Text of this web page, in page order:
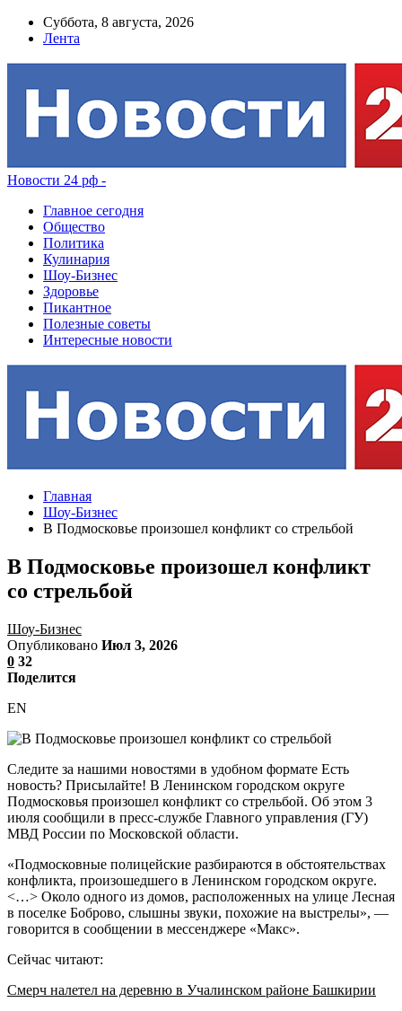
Суббота, 8 августа, 2026
Лента
Новости 24 рф -
Главное сегодня
Общество
Политика
Кулинария
Шоу-Бизнес
Здоровье
Пикантное
Полезные советы
Интересные новости
Главная
Шоу-Бизнес
В Подмосковье произошел конфликт со стрельбой
В Подмосковье произошел конфликт
со стрельбой
Шоу-Бизнес
Опубликовано Июл 3, 2026
0 32
Поделится
EN
Следите за нашими новостями в удобном формате Есть
новость? Присылайте! В Ленинском городском округе
Подмосковья произошел конфликт со стрельбой. Об этом 3
июля сообщили в пресс-службе Главного управления (ГУ)
МВД России по Московской области.
«Подмосковные полицейские разбираются в обстоятельствах
конфликта, произошедшего в Ленинском городском округе.
<…> Около одного из домов, расположенных на улице Лесная
в поселке Боброво, слышны звуки, похожие на выстрелы», —
говорится в сообщении в мессенджере «Макс».
Сейчас читают:
Смерч налетел на деревню в Учалинском районе Башкирии